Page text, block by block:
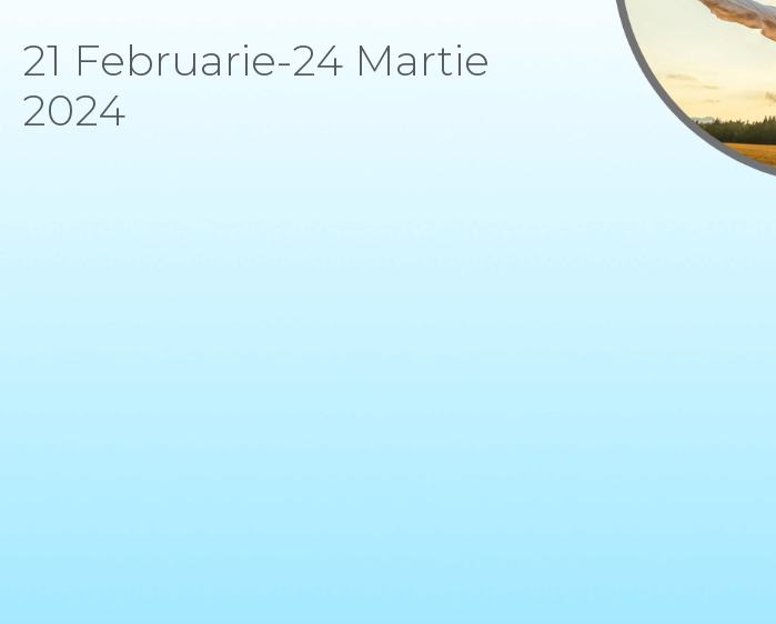
21 Februarie-24 Martie
2024